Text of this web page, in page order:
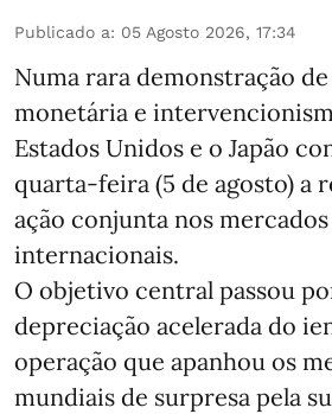
Publicado a: 05 Agosto 2026, 17:34
Numa rara demonstração
monetária e
Estados Unidos e o Japão
quarta-feira (5 de agosto) a
ação conjunta nos
internacionais.
O objetivo central passou
depreciação acelerada do
operação que apanhou os
mundiais de surpresa pela